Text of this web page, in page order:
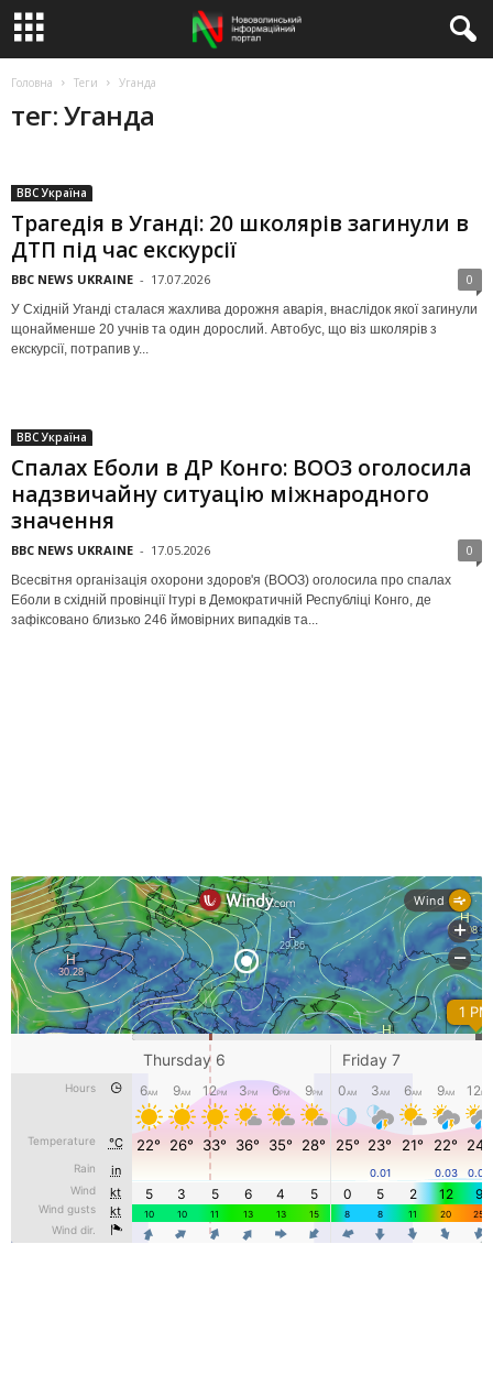
Головна Теги Уганда
тег: Уганда
BBC Україна
Трагедія в Уганді: 20 школярів загинули в
ДТП під час екскурсії
BBC NEWS UKRAINE - 17.07.2026 0
У Східній Уганді сталася жахлива дорожня аварія, внаслідок якої загинули
щонайменше 20 учнів та один дорослий. Автобус, що віз школярів з
екскурсії, потрапив у...
BBC Україна
Спалах Еболи в ДР Конго: ВООЗ оголосила
надзвичайну ситуацію міжнародного
значення
BBC NEWS UKRAINE - 17.05.2026 0
Всесвітня організація охорони здоров'я (ВООЗ) оголосила про спалах
Еболи в східній провінції Ітурі в Демократичній Республіці Конго, де
зафіксовано близько 246 ймовірних випадків та...